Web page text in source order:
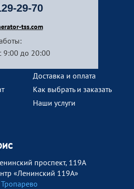
29-70
tss.com
9:00 до 20:00
Доставка и оплата
Как выбрать и заказать
Наши услуги
проспект, 119А
«Ленинский 119А»